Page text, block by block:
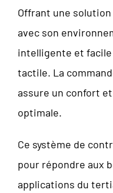
Offrant une
avec son
intelligente et
tactile. La
assure un confort
optimale.
Ce système de
pour répondre aux
applications du